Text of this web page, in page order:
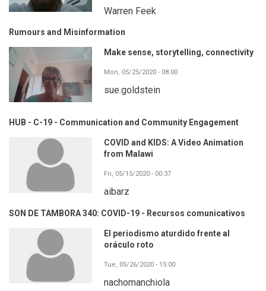
Warren Feek
Rumours and Misinformation
Make sense, storytelling, connectivity
Mon, 05/25/2020 - 08:00
sue.goldstein
HUB - C-19 - Communication and Community Engagement
COVID and KIDS: A Video Animation
from Malawi
Fri, 05/15/2020 - 00:37
aibarz
SON DE TAMBORA 340: COVID-19 - Recursos comunicativos
El periodismo aturdido frente al
oráculo roto
Tue, 05/26/2020 - 15:00
nachomanchiola